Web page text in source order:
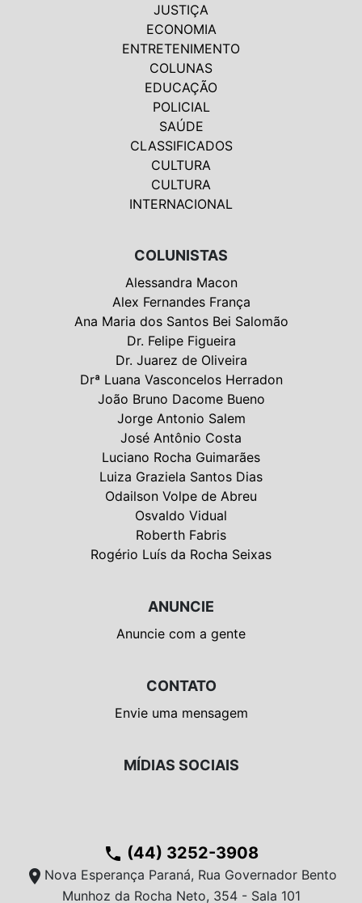
JUSTIÇA
ECONOMIA
ENTRETENIMENTO
COLUNAS
EDUCAÇÃO
POLICIAL
SAÚDE
CLASSIFICADOS
CULTURA
CULTURA
INTERNACIONAL
COLUNISTAS
Alessandra Macon
Alex Fernandes França
Ana Maria dos Santos Bei Salomão
Dr. Felipe Figueira
Dr. Juarez de Oliveira
Drª Luana Vasconcelos Herradon
João Bruno Dacome Bueno
Jorge Antonio Salem
José Antônio Costa
Luciano Rocha Guimarães
Luiza Graziela Santos Dias
Odailson Volpe de Abreu
Osvaldo Vidual
Roberth Fabris
Rogério Luís da Rocha Seixas
ANUNCIE
Anuncie com a gente
CONTATO
Envie uma mensagem
MÍDIAS SOCIAIS
phone (44) 3252-3908
location_on Nova Esperança Paraná, Rua Governador Bento
Munhoz da Rocha Neto, 354 - Sala 101